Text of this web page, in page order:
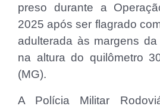
preso durante a
2025 após ser flagrado
adulterada às margens
na altura do quilômetro
(MG).
A Polícia Militar